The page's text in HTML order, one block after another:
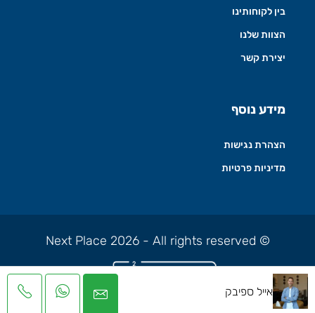
אייל ספיבק
בין לקוחותינו
הצוות שלנו
יצירת קשר
מידע נוסף
הצהרת נגישות
מדיניות פרטיות
© Next Place 2026 - All rights reserved